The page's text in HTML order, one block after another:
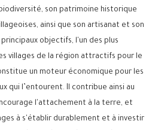
son patrimoine historique
ainsi que son artisanat et son
objectifs, l'un des plus
villages de la région attractifs pour le
un moteur économique pour les
qui l’entourent. Il contribue ainsi au
l'attachement à la terre, et
à s'établir durablement et à investir